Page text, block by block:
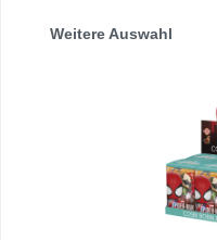
Produktgalerie überspringen
Weitere Auswahl